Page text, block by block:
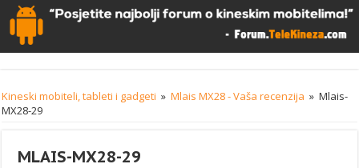
Kineski mobiteli, tableti i gadgeti » Mlais MX28 - Vaša recenzija » Mlais-
MX28-29
MLAIS-MX28-29